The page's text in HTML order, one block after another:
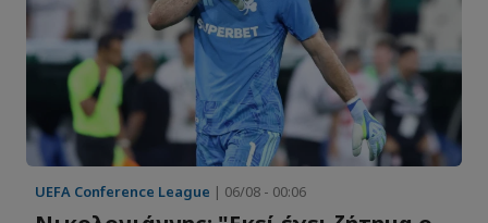
UEFA Conference League | 06/08 - 00:06